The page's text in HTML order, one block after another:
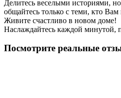
Делитесь веселыми историями,
общайтесь только с теми, кто
Живите счастливо в новом доме!
Наслаждайтесь каждой минутой,
Посмотрите реальные